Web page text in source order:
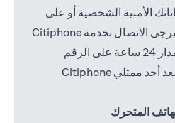
الأمنية الشخصية أو على
الإنترنت قد تم اختراقها، فيرجى الاتصال بخدمة Citiphone
، وسيَسعد أحد ممثلي Citiphone
المتحرك